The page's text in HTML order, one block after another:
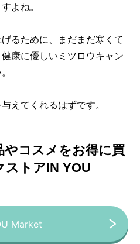
よね。
るために、まだまだ寒くて
康に優しいミツロウキャン
えてくれるはずです。
やコスメをお得に買
ストアIN YOU
Market